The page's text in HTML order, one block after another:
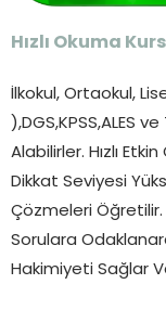
Hızlı Okuma
İlkokul, Ortaokul,
),DGS,KPSS,ALES
Alabilirler. Hızlı
Dikkat Seviyesi
Çözmeleri Öğretilir.
Sorulara
Hakimiyeti Sağlar